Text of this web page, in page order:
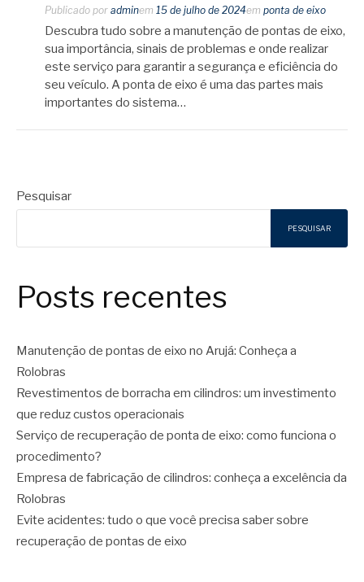
Publicado por adminem 15 de julho de 2024em ponta de eixo
Descubra tudo sobre a manutenção de pontas de eixo,
sua importância, sinais de problemas e onde realizar
este serviço para garantir a segurança e eficiência do
seu veículo. A ponta de eixo é uma das partes mais
importantes do sistema…
Pesquisar
PESQUISAR
Posts recentes
Manutenção de pontas de eixo no Arujá: Conheça a
Rolobras
Revestimentos de borracha em cilindros: um investimento
que reduz custos operacionais
Serviço de recuperação de ponta de eixo: como funciona o
procedimento?
Empresa de fabricação de cilindros: conheça a excelência da
Rolobras
Evite acidentes: tudo o que você precisa saber sobre
recuperação de pontas de eixo